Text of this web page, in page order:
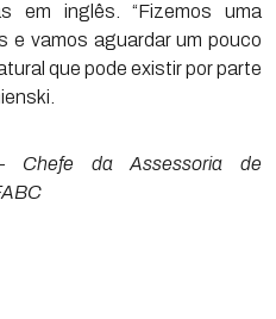
em inglês. “Fizemos uma
e vamos aguardar um pouco
que pode existir por parte
Chefe da Assessoria de